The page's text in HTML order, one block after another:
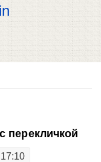
перекличкой